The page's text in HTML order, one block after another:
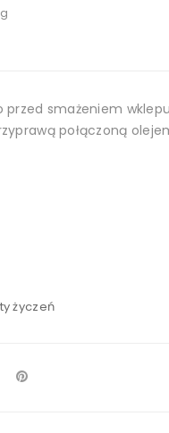
przed smażeniem
połączoną
życzeń